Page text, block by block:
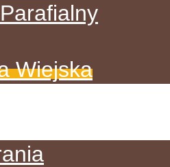
Wiejska